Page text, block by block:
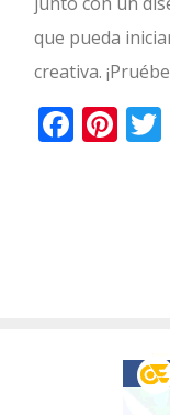
que pueda
creativa.